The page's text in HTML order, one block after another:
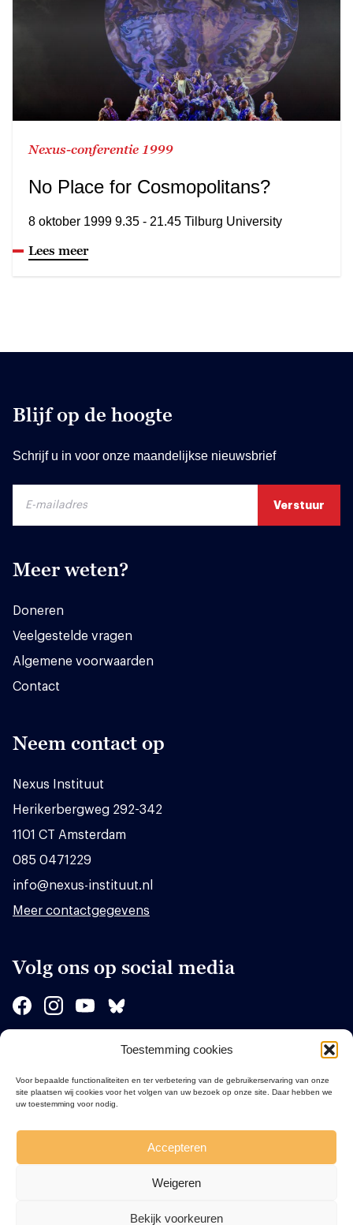
Toestemming cookies
Voor bepaalde functionaliteiten en ter verbetering van de gebruikerservaring van onze
site plaatsen wij cookies voor het volgen van uw bezoek op onze site. Daar hebben we
uw toestemming voor nodig.
Accepteren
Weigeren
Bekijk voorkeuren
Nexus-conferentie 1999
No Place for Cosmopolitans?
8 oktober 1999 9.35 - 21.45 Tilburg University
Lees meer
Blijf op de hoogte
Schrijf u in voor onze maandelijkse nieuwsbrief
Meer weten?
Doneren
Veelgestelde vragen
Algemene voorwaarden
Contact
Neem contact op
Nexus Instituut
Herikerbergweg 292-342
1101 CT Amsterdam
085 0471229
info@nexus-instituut.nl
Meer contactgegevens
Volg ons op social media